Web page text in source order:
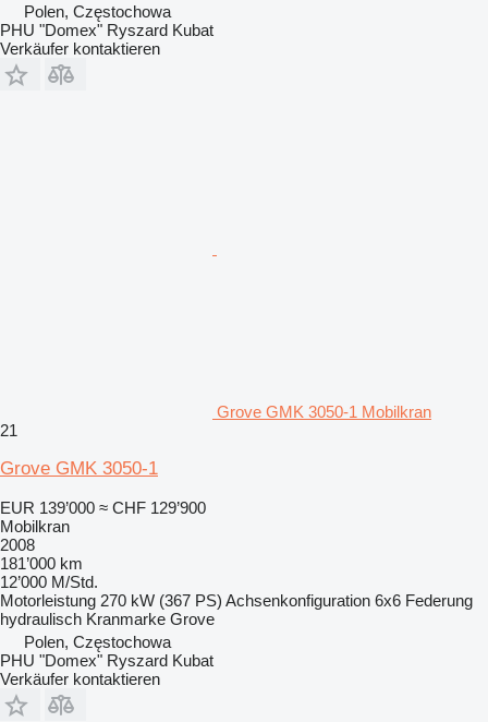
Polen, Częstochowa
PHU "Domex" Ryszard Kubat
Verkäufer kontaktieren
Grove GMK 3050-1 Mobilkran
21
Grove GMK 3050-1
EUR 139’000 ≈ CHF 129’900
Mobilkran
2008
181’000 km
12’000 M/Std.
Motorleistung 270 kW (367 PS) Achsenkonfiguration 6x6 Federung
hydraulisch Kranmarke Grove
Polen, Częstochowa
PHU "Domex" Ryszard Kubat
Verkäufer kontaktieren